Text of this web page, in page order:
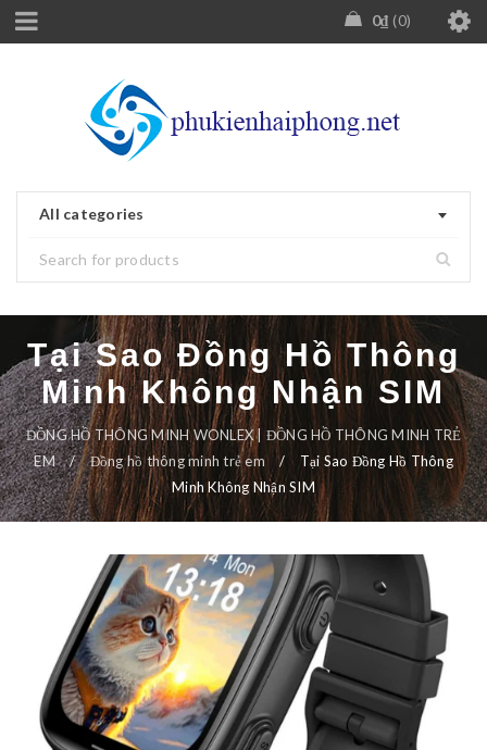
0₫ 0
All categories
Tại Sao Đồng Hồ Thông
Minh Không Nhận SIM
ĐỒNG HỒ THÔNG MINH WONLEX | ĐỒNG HỒ THÔNG MINH TRẺ
EM
/ Đồng hồ thông minh trẻ em /
Tại Sao Đồng Hồ Thông
Minh Không Nhận SIM